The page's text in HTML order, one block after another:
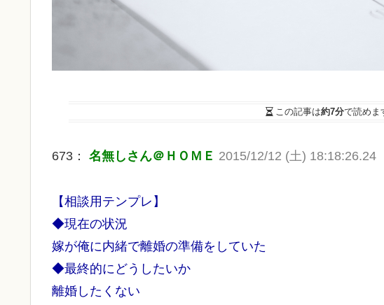
この記事は約7分で読めま
673： 名無しさん＠ＨＯＭＥ 2015/12/12 (土) 18:18:26.24
【相談用テンプレ】
◆現在の状況
嫁が俺に内緒で離婚の準備をしていた
◆最終的にどうしたいか
離婚したくない